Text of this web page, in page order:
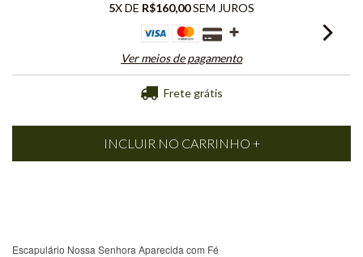
5X DE R$160,00SEM JUROS
Ver meios de pagamento
Frete grátis
Escapulário Nossa Senhora Aparecida com Fé